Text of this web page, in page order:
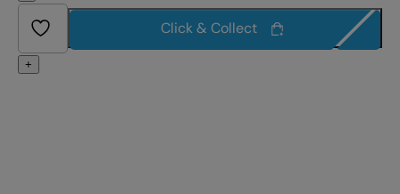
+
Click & Collect